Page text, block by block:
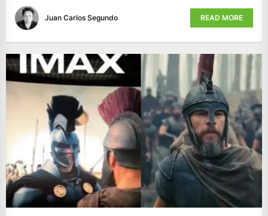
Juan Carlos Segundo READ MORE